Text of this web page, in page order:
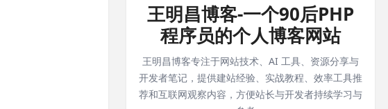
王明昌博客-一个90后PHP
程序员的个人博客网站
王明昌博客专注于网站技术、AI 工具、资源分享与
开发者笔记，提供建站经验、实战教程、效率工具推
荐和互联网观察内容，方便站长与开发者持续学习与